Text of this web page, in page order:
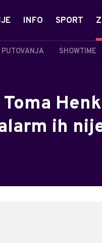
INFO SPORT
PUTOVANJA SHOWTIME
ih